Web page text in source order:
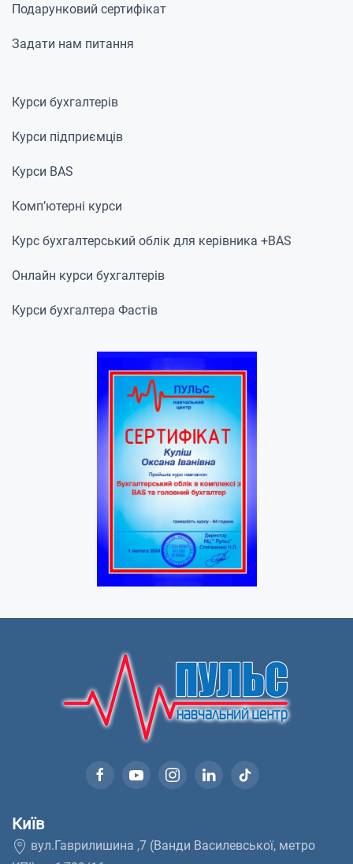
Подарунковий сертифікат
Задати нам питання
Курси бухгалтерів
Курси підприємців
Курси BAS
Комп’ютерні курси
Курс бухгалтерський облік для керівника +BAS
Онлайн курси бухгалтерів
Курси бухгалтера Фастів
Київ
вул.Гаврилишина ,7 (Ванди Василевської, метро